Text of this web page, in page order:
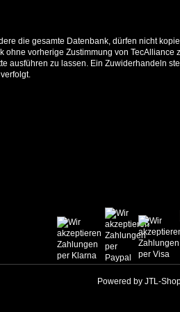
die gesamte Datenbank, dürfen nicht
ohne vorherige Zustimmung von TecAlliance
ausführen zu lassen. Ein Zuwiderhandeln
Powered by JTL-